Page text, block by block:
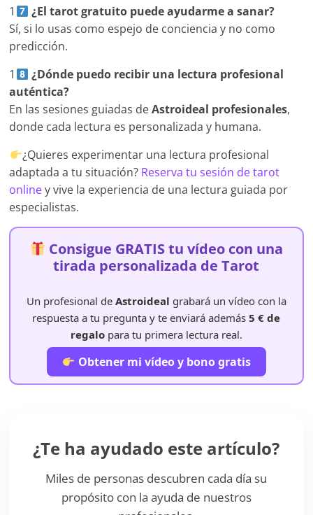
1
¿El tarot gratuito puede ayudarme a sanar?
Sí, si lo usas como espejo de conciencia y no como
predicción.
1
¿Dónde puedo recibir una lectura profesional
auténtica?
En las sesiones guiadas deAstroideal profesionales,
donde cada lectura es personalizada y humana.
¿Quieres experimentar una lectura profesional
adaptada a tu situación? Reserva tu sesión de tarot
onliney vive la experiencia de una lectura guiada por
especialistas.
Consigue GRATIS tu vídeo con una
tirada personalizada de Tarot
Un profesional de Astroideal grabará un vídeo con la
respuesta a tu pregunta y te enviará además5 € de
regalopara tu primera lectura real.
Obtener mi vídeo y bono gratis
¿Te ha ayudado este artículo?
Miles de personas descubren cada día su
propósito con la ayuda de nuestros